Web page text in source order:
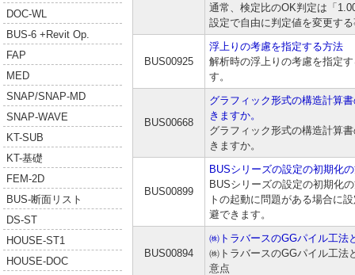
DOC-WL
BUS-6 +Revit Op.
FAP
MED
SNAP/SNAP-MD
SNAP-WAVE
KT-SUB
KT-基礎
FEM-2D
BUS-断面リスト
DS-ST
HOUSE-ST1
HOUSE-DOC
通常、検定比のOK判定は「
設定で自由に判定値を変更す
BUS00925
浮上りの考慮を指定する方法
解析時の浮上りの考慮を指定
す。
BUS00668
グラフィック形式の構造計算
きますか。
グラフィック形式の構造計算
きますか。
BUS00899
BUSシリーズの設定の初期化
BUSシリーズの設定の初期化
トの起動に問題がある場合に
避できます。
BUS00894
㈱トラバースのGGパイル工法
㈱トラバースのGGパイル工法
意点